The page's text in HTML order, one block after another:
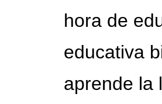
hora de
educativa
aprende la